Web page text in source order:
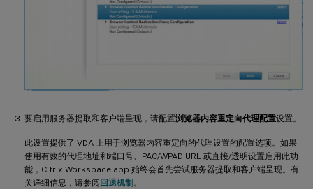
要启用服务器提取和客户端呈现，请配置浏览器内容重定向代理配置设置。
此设置提供了 VDA 上用于浏览器内容重定向的代理设置的配置选项。如果
使用有效的代理地址和端口号、PAC/WPAD URL 或直接/透明设置启用此功
能，Citrix Workspace app 始终会首先尝试服务器提取和客户端呈现。有
关详细信息，请参阅 回退机制 。